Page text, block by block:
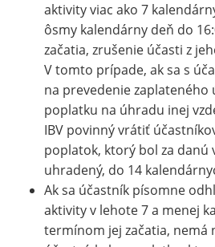
aktivity viac ako 7
ôsmy kalendárny deň do
začatia, zrušenie účasti z
V tomto prípade, ak sa s
na prevedenie zaplateného
poplatku na úhradu inej
IBV povinný vrátiť
poplatok, ktorý bol za danú
uhradený, do 14
Ak sa účastník písomne
aktivity v lehote 7 a menej
termínom jej začatia, nemá